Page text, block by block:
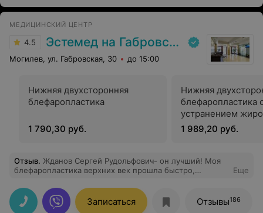
МЕДИЦИНСКИЙ ЦЕНТР
4.5 Эстемед на Габровской
Могилев, ул. Габровская, 30 до 15:00
Нижняя двухсторонняя
блефаропластика
1 790,30 руб.
Нижняя
блефаропластика
устранением
1 989,20 руб.
Отзыв. Жданов Сергей Рудольфович- он лучший! Моя
блефаропластика верхних век прошла быстро,
чувствуется постоянно. Мгновенно отвечает на все
сообщения! Спасибо Вам огромное, Сергей
Рудольфович!
Еще
Записаться Отзывы186